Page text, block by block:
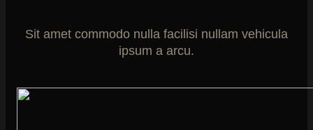
Sit amet commodo nulla facilisi nullam vehicula
ipsum a arcu.